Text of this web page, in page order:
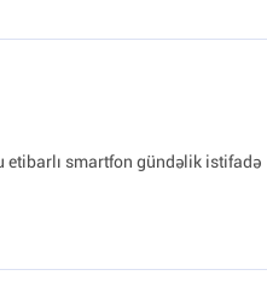
etibarlı smartfon gündəlik istifadə